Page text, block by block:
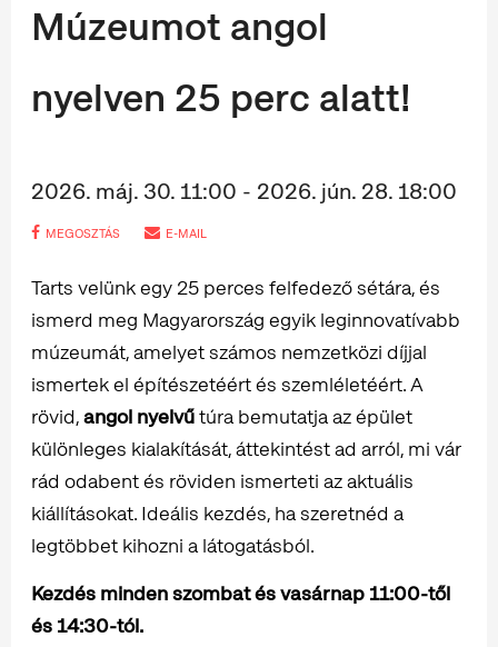
Múzeumot angol
nyelven 25 perc alatt!
2026. máj. 30. 11:00 - 2026. jún. 28. 18:00
MEGOSZTÁS E-MAIL
Tarts velünk egy 25 perces felfedező sétára, és
ismerd meg Magyarország egyik leginnovatívabb
múzeumát, amelyet számos nemzetközi díjjal
ismertek el építészetéért és szemléletéért. A
rövid,angol nyelvűtúra bemutatja az épület
különleges kialakítását, áttekintést ad arról, mi vár
rád odabent és röviden ismerteti az aktuális
kiállításokat. Ideális kezdés, ha szeretnéd a
legtöbbet kihozni a látogatásból.
Kezdés minden szombat és vasárnap 11:00-től
és 14:30-tól.